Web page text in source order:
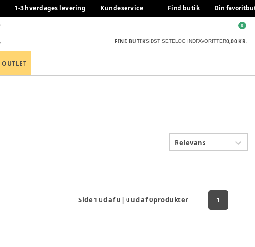
1-3 hverdages levering Kundeservice Find butik Din
FIND BUTIKSIDST SETELOG INDFAVORITTER0,00 KR.
0
OUTLET
Relevans
Side 1 ud af0 |0 ud af0produkter 1